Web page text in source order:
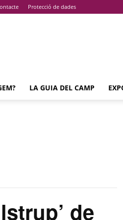
Protecció de dades
LA GUIA DEL CAMP
de